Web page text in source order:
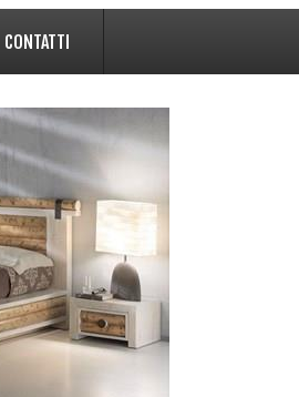
CONTATTI